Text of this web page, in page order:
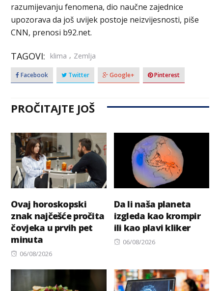
razumijevanju fenomena, dio naučne zajednice
upozorava da još uvijek postoje neizvijesnosti, piše
CNN, prenosi b92.net.
TAGOVI: klima , Zemlja
Facebook Twitter Google+ Pinterest
PROČITAJTE JOŠ
Ovaj horoskopski
znak najčešće pročita
čovjeka u prvih pet
minuta
Posted
06/08/2026
Da li naša planeta
izgleda kao krompir
ili kao plavi kliker
Posted
06/08/2026